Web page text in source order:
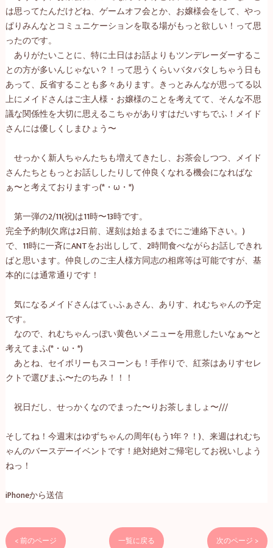
は思ってたんだけどね、ゲームオフ会とか、お嬢様会をして、やっ
ぱりみんなとコミュニケーションを取る場がもっと欲しい！って思
ったのです。
ありがたいことに、特に土日はお話よりもツンデレーダーするこ
との方が多いんじゃない？！って思うくらいバタバタしちゃう日も
あって、反省することも多々あります。きっとみんなが思ってる以
上にメイドさんはご主人様・お嬢様のことを考えてて、そんな不思
議な関係性を大切に思えるこちゃがありすはだいすちでふ！メイド
さんには優しくしまひょう〜
せっかく新人ちゃんたちも増えてきたし、お茶会しつつ、メイド
さんたちともっとお話ししたりして仲良くなれる機会になればな
ぁ〜と考えておりますっ(*・ω・*)
第一弾の2/11(祝)は11時〜13時です。
完全予約制(欠席は2日前、遅刻は始まるまでにご連絡下さい。)
で、 11時に一斉にANTをお出しして、 2時間食べながらお話しできれ
ばと思います。仲良しのご主人様方同志の相席等は可能ですが、基
本的には通常通りです！
気になるメイドさんはてぃふぁさん、ありす、れむちゃんの予定
です。
なので、れむちゃんっぽい黄色いメニューを用意したいなぁ〜と
考えてまふ(*・ω・*)
あとね、セイボリーもスコーンも！手作りで、紅茶はありすセレ
クトで選びまふ〜たのちみ！！！
祝日だし、せっかくなのでまった〜りお茶しましょ〜///
そしてね！今週末はゆずちゃんの周年(もう1年？！)、来週はれむち
ゃんのバースデーイベントです！絶対絶対ご帰宅してお祝いしよう
ねっ！
iPhoneから送信
< 前のページ 一覧に戻る 次のページ >